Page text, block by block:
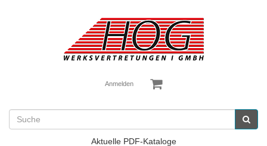
Anmelden
Aktuelle PDF-Kataloge